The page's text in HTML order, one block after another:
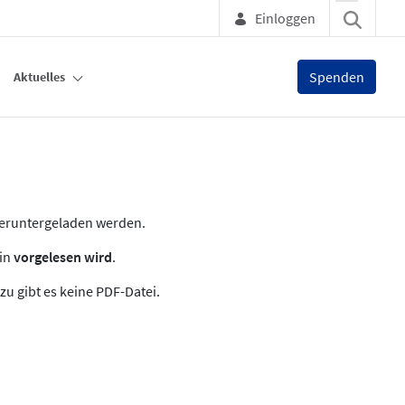
Einloggen
Aktuelles Spenden
werden.
vorgelesen wird.
gibt es keine PDF-Datei.